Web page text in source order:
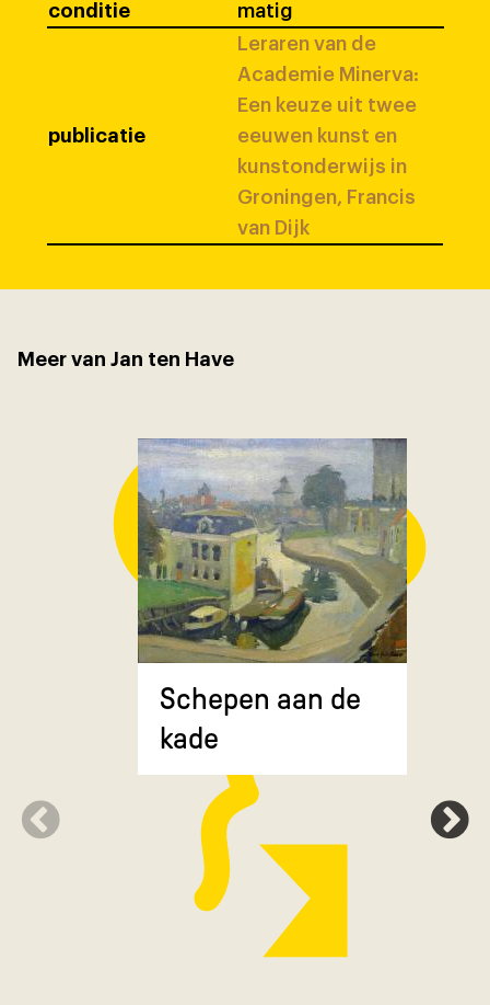
conditie
matig
publicatie
Leraren van de
Academie Minerva:
Een keuze uit twee
eeuwen kunst en
kunstonderwijs in
Groningen, Francis
van Dijk
Meer van Jan ten Have
Schepen aan de
kade